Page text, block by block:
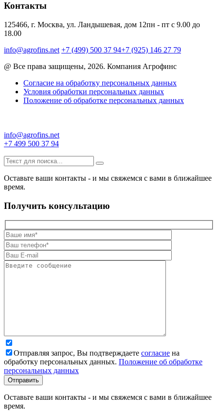
Контакты
125466, г. Москва, ул. Ландышевая, дом 12пн - пт с 9.00 до
18.00
info@agrofins.net +7 (499) 500 37 94+7 (925) 146 27 79
@ Все права защищены, 2026. Компания Агрофинс
Согласие на обработку персональных данных
Условия обработки персональных данных
Положение об обработке персональных данных
info@agrofins.net
+7 499 500 37 94
Оставьте ваши контакты - и мы свяжемся с вами в ближайшее
время.
Получить консультацию
Отправляя запрос, Вы подтверждаете согласие на
обработку персональных данных. Положение об обработке
персональных данных
Оставьте ваши контакты - и мы свяжемся с вами в ближайшее
время.